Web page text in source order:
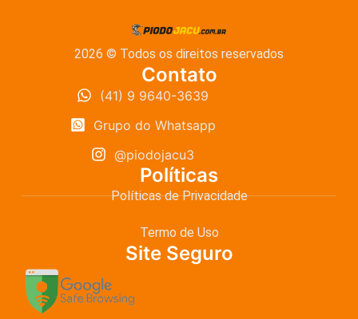
2026 © Todos os direitos reservados
Contato
(41) 9 9640-3639
Grupo do Whatsapp
@piodojacu3
Políticas
Políticas de Privacidade
Termo de Uso
Site Seguro